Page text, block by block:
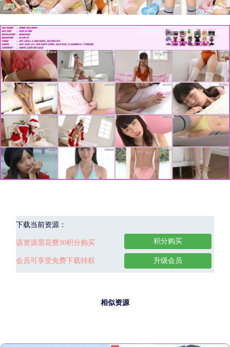
下载当前资源：
该资源需花费30积分购买
会员可享受免费下载特权
积分购买
升级会员
相似资源